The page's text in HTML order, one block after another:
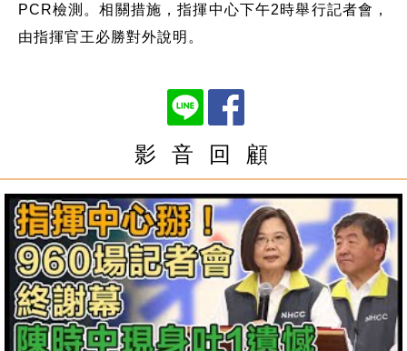
PCR檢測。相關措施，指揮中心下午2時舉行記者會，
由指揮官王必勝對外說明。
影 音 回 顧